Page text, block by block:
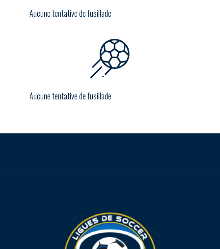
Aucune tentative de fusillade
Aucune tentative de fusillade